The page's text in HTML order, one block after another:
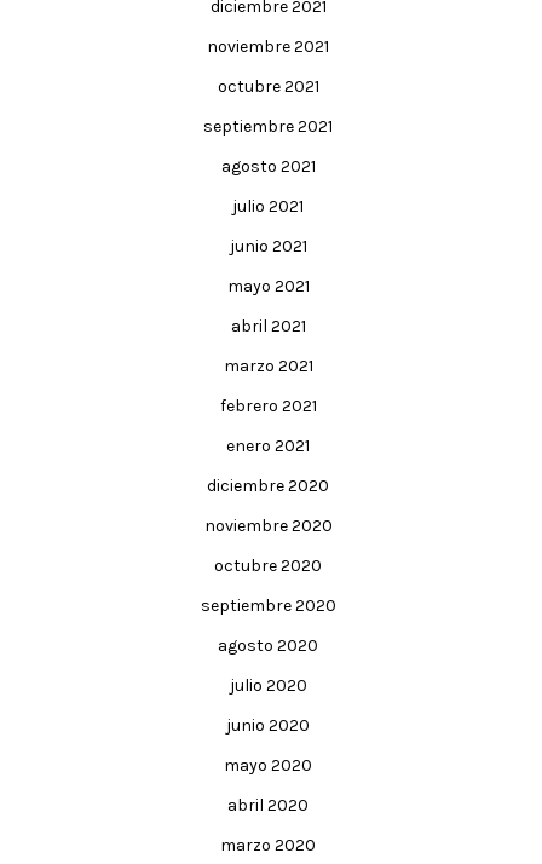
diciembre 2021
noviembre 2021
octubre 2021
septiembre 2021
agosto 2021
julio 2021
junio 2021
mayo 2021
abril 2021
marzo 2021
febrero 2021
enero 2021
diciembre 2020
noviembre 2020
octubre 2020
septiembre 2020
agosto 2020
julio 2020
junio 2020
mayo 2020
abril 2020
marzo 2020